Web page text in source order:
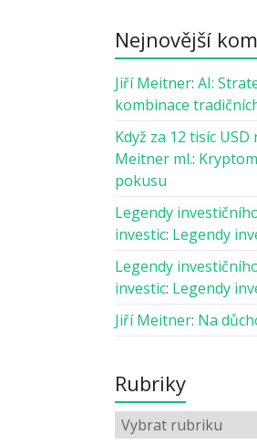
Nejnovější
Jiří Meitner: AI:
kombinace
Když za 12 tisíc
Meitner ml.:
pokusu
Legendy
investic: Legendy
Legendy
investic: Legendy
Jiří Meitner: Na
Rubriky